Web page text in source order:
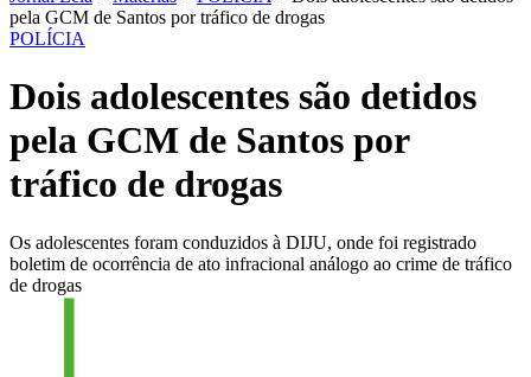
pela GCM de Santos por tráfico de drogas
POLÍCIA
Dois adolescentes são detidos
pela GCM de Santos por
tráfico de drogas
Os adolescentes foram conduzidos à DIJU, onde foi registrado
boletim de ocorrência de ato infracional análogo ao crime de tráfico
de drogas